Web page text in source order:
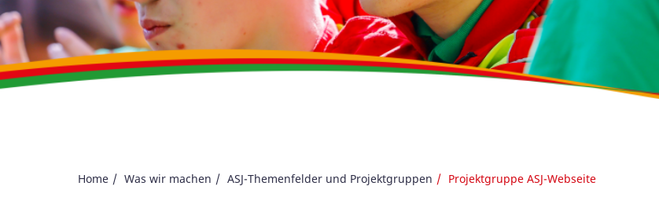
Home Was wir machen ASJ-Themenfelder und Projektgruppen Projektgruppe ASJ-Webseite